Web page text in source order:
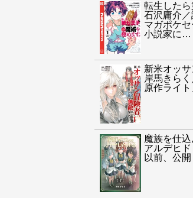
転生した
石沢庸介／
マガポケ
小説家に …
新米オッ
岸馬きら
原作ライ
魔族を仕込
アルデヒド
以前、公